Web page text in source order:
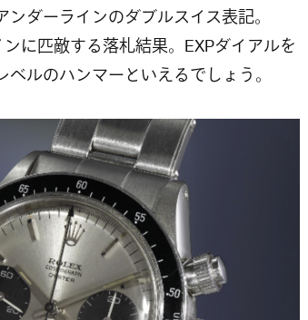
ダーラインのダブルスイス表記。
に匹敵する落札結果。EXPダイアルを
ルのハンマーといえるでしょう。